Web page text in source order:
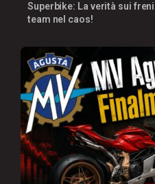
Superbike: La verità sui
team nel caos!